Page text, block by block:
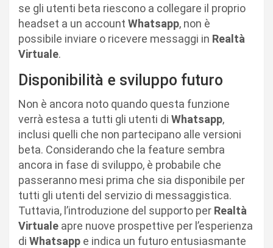
se gli utenti beta riescono a collegare il proprio
headset a un account Whatsapp, non è
possibile inviare o ricevere messaggi in Realtà
Virtuale.
Disponibilità e sviluppo futuro
Non è ancora noto quando questa funzione
verrà estesa a tutti gli utenti di Whatsapp,
inclusi quelli che non partecipano alle versioni
beta. Considerando che la feature sembra
ancora in fase di sviluppo, è probabile che
passeranno mesi prima che sia disponibile per
tutti gli utenti del servizio di messaggistica.
Tuttavia, l’introduzione del supporto per Realtà
Virtuale apre nuove prospettive per l’esperienza
di Whatsapp e indica un futuro entusiasmante